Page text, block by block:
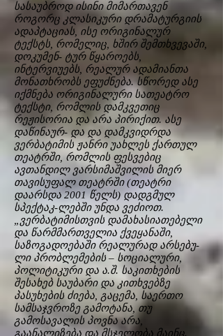
სასაუბროდ ისინი მიმართავენ
როგორც კლასიკური დრამატურგიის
ადაპტაციას, ისე ორიგინალურ
ტექსტს, რომელიც, ხშირ შემთხვევაში,
დოკუმენ- ტურ წყაროებს,
ინტერვიუებს, რეალურ ადამიანთა
მონათხრობს ეფუძნება. სწორედ ასე
იქმნება ორიგინალური სათეატრო
ტექსტი, რომლის დამკვეთიც
რეჟისორია და არა პირიქით. ასე
დაწინაურ- და და დამკვიდრდა
ვერბატიმის ჟანრი უახლეს ქართულ
თეატრში, რომლის ფესვებიც
ავთანდილ ვარსიმაშვილის მიერ
თავისუფალ თეატრში (თეატრი
დაარსდა 2001 წელს) დადგმულ
სპექტაკ-ლებში უნდა ვეძიოთ.
„ვერბატიმისთვის დამახასიათებელი
და წარმმართველია ქვეყანაში,
საზოგადოებაში რეალურად არსებუ-
ლი პრობლემების – სოციალური,
პოლიტიკური და ა.შ. საკითხების
შესახებ საუბარი და კითხვებზე
პასუხების ძიება, გაცემა, საერთო
სამსაჯვროზე გამოტანა, თუ
გამოსავალის პოვნა არა,
გაანალიზება და მსჯელობა მაინც.